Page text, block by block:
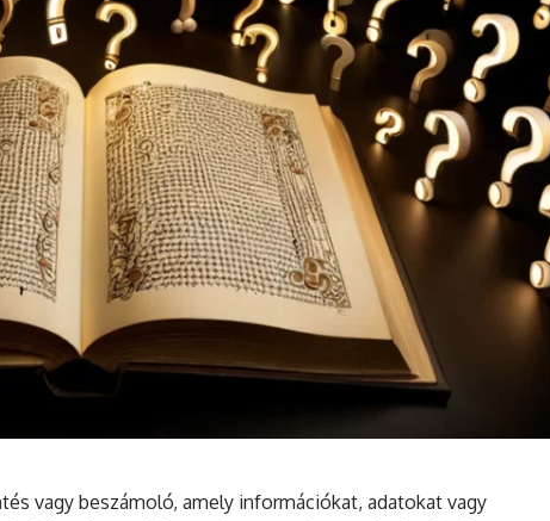
vagy beszámoló, amely információkat, adatokat vagy